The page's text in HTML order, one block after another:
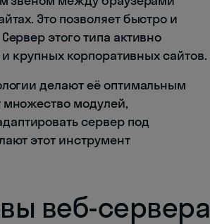
Это позволяет быстро и
этого типа активно
крупных корпоративных сайтов.
делают её оптимальным
модулей,
сервер под
этот инструмент
веб-сервера